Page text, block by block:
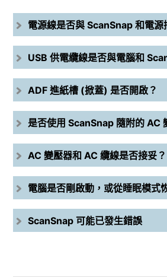
電源線是否與 ScanSnap 和電源
USB 供電纜線是否與電腦和
ADF 進紙槽 (掀蓋) 是否開啟？
是否使用 ScanSnap 隨附的 AC
AC 變壓器和 AC 纜線是否接妥？
電腦是否剛啟動，或從睡眠模式
ScanSnap 可能已發生錯誤